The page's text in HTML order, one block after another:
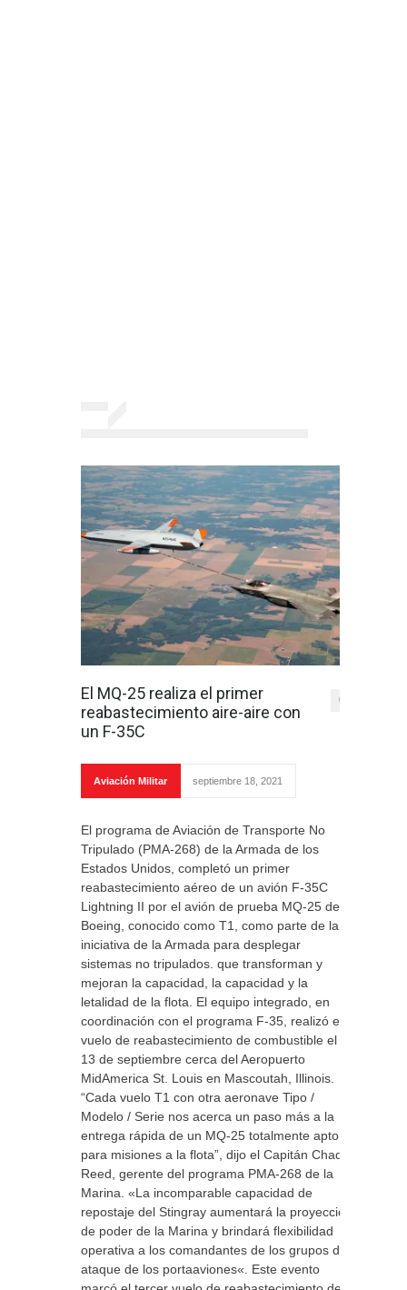
El MQ-25 realiza el primer
reabastecimiento aire-aire con
un F-35C
0
Aviación Militar septiembre 18, 2021
El programa de Aviación de Transporte No
Tripulado (PMA-268) de la Armada de los
Estados Unidos, completó un primer
reabastecimiento aéreo de un avión F-35C
Lightning II por el avión de prueba MQ-25 de
Boeing, conocido como T1, como parte de la
iniciativa de la Armada para desplegar
sistemas no tripulados. que transforman y
mejoran la capacidad, la capacidad y la
letalidad de la flota. El equipo integrado, en
coordinación con el programa F-35, realizó el
vuelo de reabastecimiento de combustible el
13 de septiembre cerca del Aeropuerto
MidAmerica St. Louis en Mascoutah, Illinois.
“Cada vuelo T1 con otra aeronave Tipo /
Modelo / Serie nos acerca un paso más a la
entrega rápida de un MQ-25 totalmente apto
para misiones a la flota”, dijo el Capitán Chad
Reed, gerente del programa PMA-268 de la
Marina. «La incomparable capacidad de
repostaje del Stingray aumentará la proyección
de poder de la Marina y brindará flexibilidad
operativa a los comandantes de los grupos de
ataque de los portaaviones«. Este evento